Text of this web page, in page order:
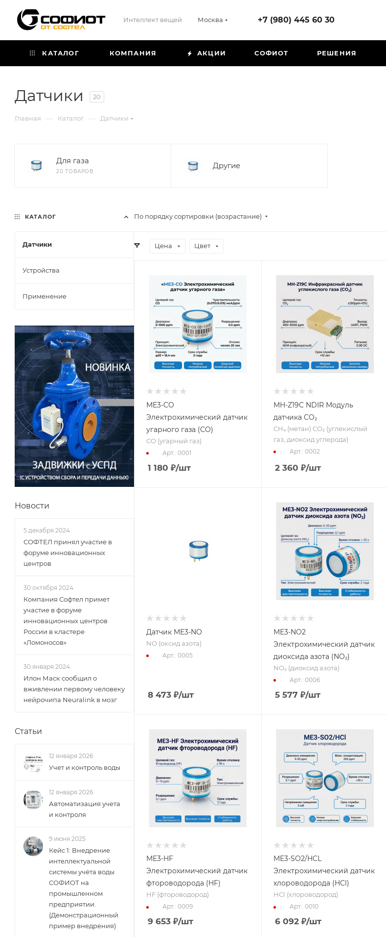
Интеллект вещей Москва +7 (980) 445 60 30
КАТАЛОГ КОМПАНИЯ АКЦИИ СОФИОТ РЕШЕНИЯ
Датчики 20
Главная — Каталог — Датчики
Для газа
20 ТОВАРОВ
Другие
По порядку сортировки (возрастание)
Цена Цвет
ME3-CO
Электрохимический датчик
угарного газа (CO)
CO (угарный газ)
Арт.: 0001
1 180 ₽/шт
MH-Z19C NDIR Модуль
датчика CO₂
CH₄ (метан) CO₂ (углекислый
газ, диоксид углерода)
Арт.: 0002
2 360 ₽/шт
Датчик ME3-NO
NO (оксид азота)
Арт.: 0005
8 473 ₽/шт
ME3-NO2
Электрохимический датчик
диоксида азота (NO₂)
NO₂ (диоксид азота)
Арт.: 0006
5 577 ₽/шт
ME3-HF
Электрохимический датчик
фтороводорода (HF)
HF (фтороводород)
Арт.: 0009
9 653 ₽/шт
ME3-SO2/HCL
Электрохимический датчик
хлороводорода (HCl)
HCl (хлороводород)
Арт.: 0010
6 092₽/шт
КАТАЛОГ
Датчики
Устройства
Применение
Новости
5 декабря 2024
СОФТЕЛ принял участие в
форуме инновационных
центров
30 октября 2024
Компания Софтел примет
участие в форуме
инновационных центров
России в кластере
«Ломоносов»
30 января 2024
Илон Маск сообщил о
вживлении первому человеку
нейрочипа Neuralink в мозг
Статьи
12 января 2026
Учет и контроль воды
12 января 2026
Автоматизация учета
и контроля
9 июня 2025
Кейс 1: Внедрение
интеллектуальной
системы учёта воды
СОФИОТ на
промышленном
предприятии.
(Демонстрационный
пример внедрения)